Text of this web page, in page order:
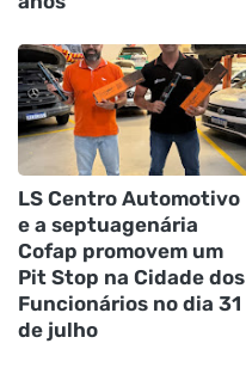
LS Centro Automotivo
e a septuagenária
Cofap promovem um
Pit Stop na Cidade dos
Funcionários no dia 31
de julho